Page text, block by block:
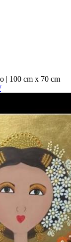
| 100 cm x 70 cm